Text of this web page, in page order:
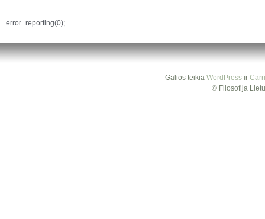
error_reporting(0);
Galios teikia WordPressir
© Filosofija